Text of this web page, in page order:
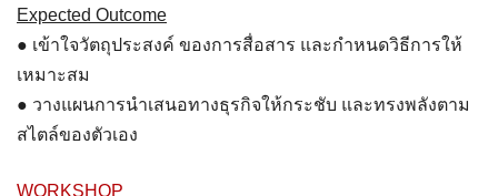
Expected Outcome
● เข้าใจวัตถุประสงค์ ของการสื่อสาร และกำหนดวิธีการให้
เหมาะสม
● วางแผนการนำเสนอทางธุรกิจให้กระชับ และทรงพลังตาม
สไตล์ของตัวเอง
WORKSHOP